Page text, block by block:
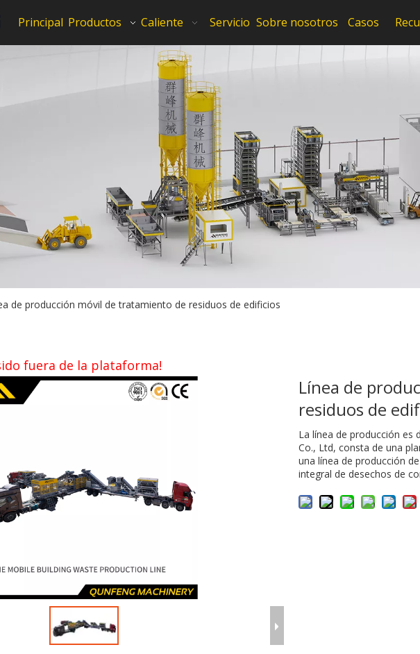
Principal Productos Caliente Servicio Sobre nosotros Casos
de producción móvil de tratamiento de residuos de edificios
fuera de la plataforma!
Línea de
residuos de
La línea de producción es
Co., Ltd, consta de una
una línea de producción
integral de desechos de